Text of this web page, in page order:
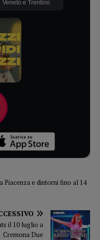
Veneto e Trentino
Piacenza e dintorni fino al 14
il 10 luglio a
Cremona Due